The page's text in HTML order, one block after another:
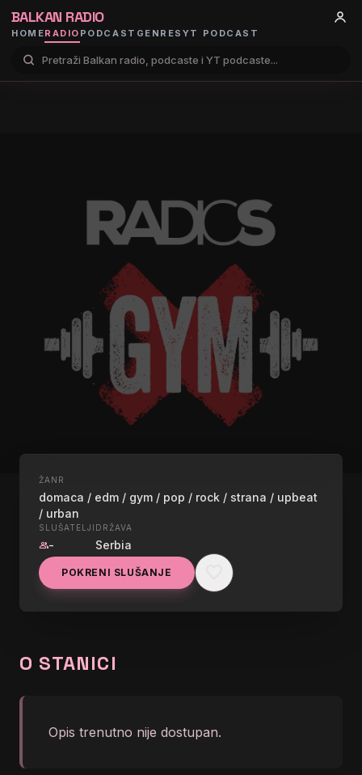
BALKAN RADIO
HOMERADIO PODCAST GENRES YT PODCAST
UŽIVO
RADIO S GYM
graphic_eq </body></html>
ŽANR
domaca / edm / gym / pop / rock / strana / upbeat
/ urban
SLUŠATELJI
group-
DRŽAVA
Serbia
POKRENI SLUŠANJE
O STANICI
Opis trenutno nije dostupan.